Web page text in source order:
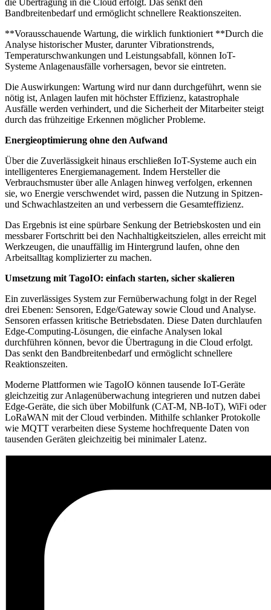
die Übertragung in die Cloud erfolgt. Das senkt den
Bandbreitenbedarf und ermöglicht schnellere Reaktionszeiten.
**Vorausschauende Wartung, die wirklich funktioniert **Durch die
Analyse historischer Muster, darunter Vibrationstrends,
Temperaturschwankungen und Leistungsabfall, können IoT-
Systeme Anlagenausfälle vorhersagen, bevor sie eintreten.
Die Auswirkungen: Wartung wird nur dann durchgeführt, wenn sie
nötig ist, Anlagen laufen mit höchster Effizienz, katastrophale
Ausfälle werden verhindert, und die Sicherheit der Mitarbeiter steigt
durch das frühzeitige Erkennen möglicher Probleme.
Energieoptimierung ohne den Aufwand
Über die Zuverlässigkeit hinaus erschließen IoT-Systeme auch ein
intelligenteres Energiemanagement. Indem Hersteller die
Verbrauchsmuster über alle Anlagen hinweg verfolgen, erkennen
sie, wo Energie verschwendet wird, passen die Nutzung in Spitzen-
und Schwachlastzeiten an und verbessern die Gesamteffizienz.
Das Ergebnis ist eine spürbare Senkung der Betriebskosten und ein
messbarer Fortschritt bei den Nachhaltigkeitszielen, alles erreicht mit
Werkzeugen, die unauffällig im Hintergrund laufen, ohne den
Arbeitsalltag komplizierter zu machen.
Umsetzung mit TagoIO: einfach starten, sicher skalieren
Ein zuverlässiges System zur Fernüberwachung folgt in der Regel
drei Ebenen: Sensoren, Edge/Gateway sowie Cloud und Analyse.
Sensoren erfassen kritische Betriebsdaten. Diese Daten durchlaufen
Edge-Computing-Lösungen, die einfache Analysen lokal
durchführen können, bevor die Übertragung in die Cloud erfolgt.
Das senkt den Bandbreitenbedarf und ermöglicht schnellere
Reaktionszeiten.
Moderne Plattformen wie TagoIO können tausende IoT-Geräte
gleichzeitig zur Anlagenüberwachung integrieren und nutzen dabei
Edge-Geräte, die sich über Mobilfunk (CAT-M, NB-IoT), WiFi oder
LoRaWAN mit der Cloud verbinden. Mithilfe schlanker Protokolle
wie MQTT verarbeiten diese Systeme hochfrequente Daten von
tausenden Geräten gleichzeitig bei minimaler Latenz.